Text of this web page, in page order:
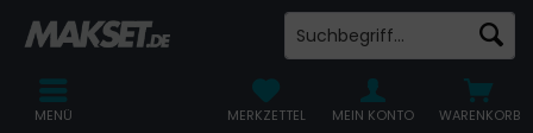
WARENKORB
MERKZETTEL MEIN KONTO
MENÜ